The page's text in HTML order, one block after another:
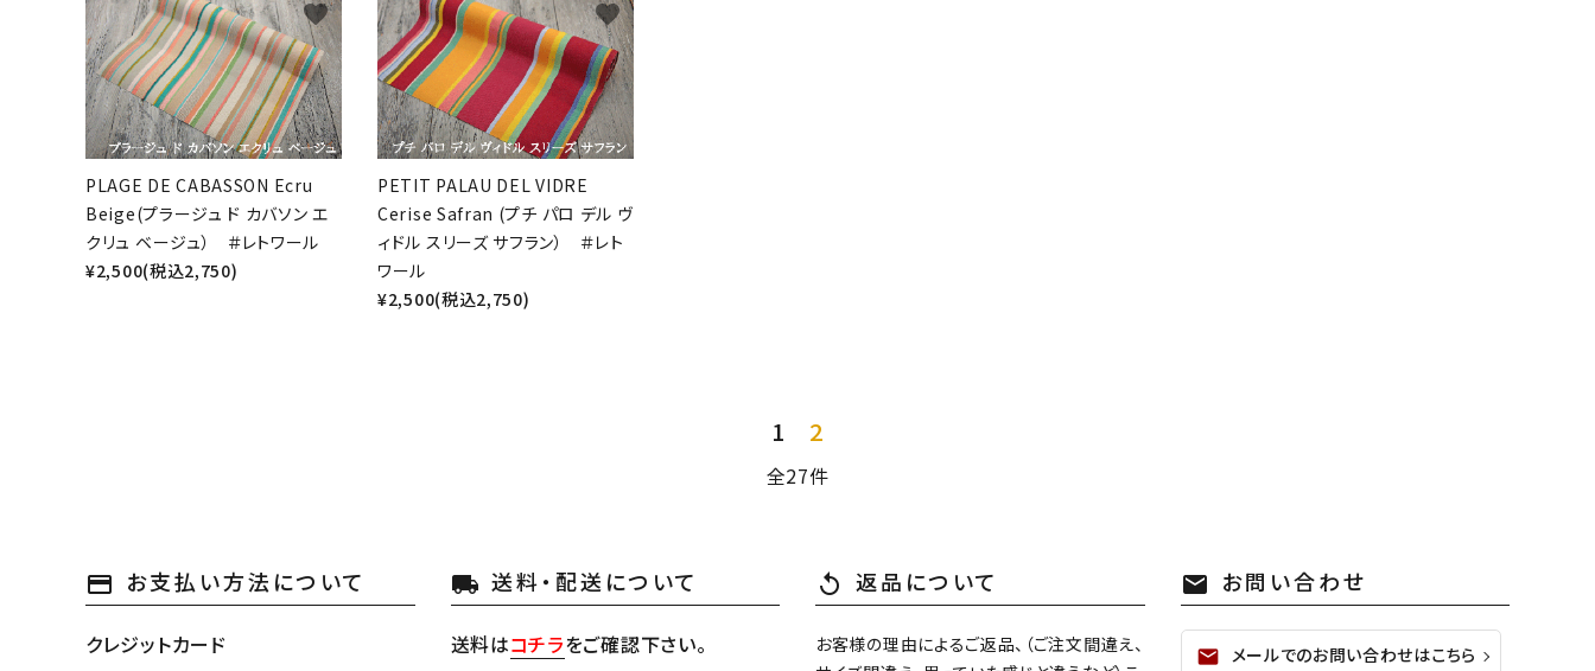
PLAGE DE CABASSON Ecru
Beige(プラージュ ド カバソン エ
クリュ ベージュ） ＃レトワール
¥2,500(税込2,750)
favorite
PETIT PALAU DEL VIDRE
Cerise Safran (プチ パロ デル ヴ
ィドル スリーズ サフラン） ＃レト
ワール
¥2,500(税込2,750)
favorite
1 2
全27件
payment お支払い方法について
クレジットカード
local_shipping 送料・配送について
送料はコチラをご確認下さい。
replay 返品について
お客様の理由によるご返品、（ご注文間違え、
mail お問い合わせ
mail メールでのお問い合わせはこちら